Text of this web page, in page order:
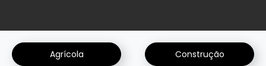
Agrícola Construção